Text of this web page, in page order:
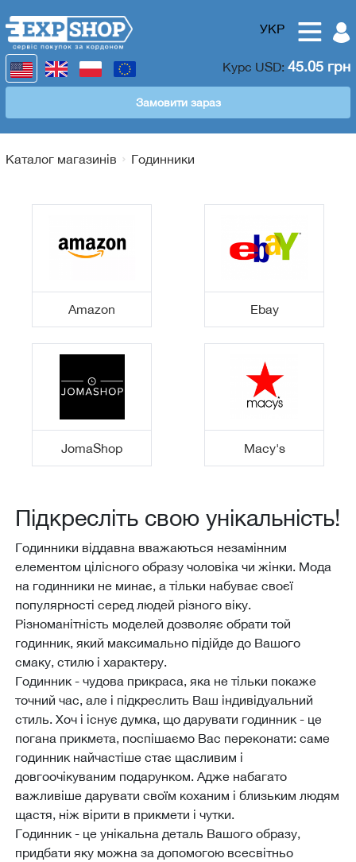
УКР
Курс USD: 45.05 грн
Замовити зараз
Каталог магазинів Годинники
Amazon Ebay
JomaShop Macy's
Підкресліть свою унікальність!
Годинники віддавна вважаються незамінним
елементом цілісного образу чоловіка чи жінки. Мода
на годинники не минає, а тільки набуває своєї
популярності серед людей різного віку.
Різноманітність моделей дозволяє обрати той
годинник, який максимально підійде до Вашого
смаку, стилю і характеру.
Годинник - чудова прикраса, яка не тільки покаже
точний час, але і підкреслить Ваш індивідуальний
стиль. Хоч і існує думка, що дарувати годинник - це
погана прикмета, поспішаємо Вас переконати: саме
годинник найчастіше стає щасливим і
довгоочікуваним подарунком. Адже набагато
важливіше дарувати своїм коханим і близьким людям
щастя, ніж вірити в прикмети і чутки.
Годинник - це унікальна деталь Вашого образу,
придбати яку можна за допомогою всесвітньо